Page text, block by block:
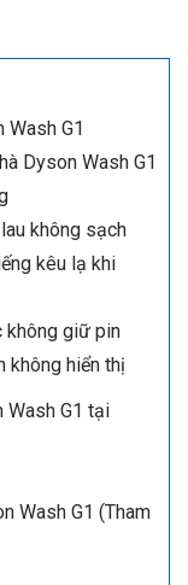
Wash G1
Dyson Wash G1
không sạch
kêu lạ khi
không giữ pin
không hiển thị
Wash G1 tại
Wash G1 (Tham